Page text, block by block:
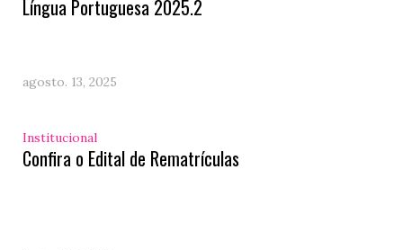
Língua Portuguesa 2025.2
agosto. 13, 2025
Institucional
Confira o Edital de Rematrículas